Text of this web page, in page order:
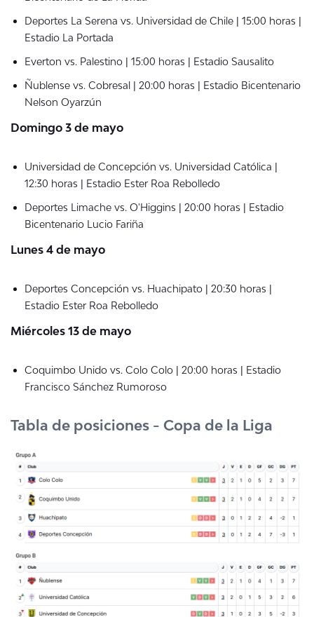
Deportes La Serena vs. Universidad de Chile | 15:00 horas |
Estadio La Portada
Everton vs. Palestino | 15:00 horas | Estadio Sausalito
Ñublense vs. Cobresal | 20:00 horas | Estadio Bicentenario
Nelson Oyarzún
Domingo 3 de mayo
Universidad de Concepción vs. Universidad Católica |
12:30 horas | Estadio Ester Roa Rebolledo
Deportes Limache vs. O'Higgins | 20:00 horas | Estadio
Bicentenario Lucio Fariña
Lunes 4 de mayo
Deportes Concepción vs. Huachipato | 20:30 horas |
Estadio Ester Roa Rebolledo
Miércoles 13 de mayo
Coquimbo Unido vs. Colo Colo | 20:00 horas | Estadio
Francisco Sánchez Rumoroso
Tabla de posiciones - Copa de la Liga